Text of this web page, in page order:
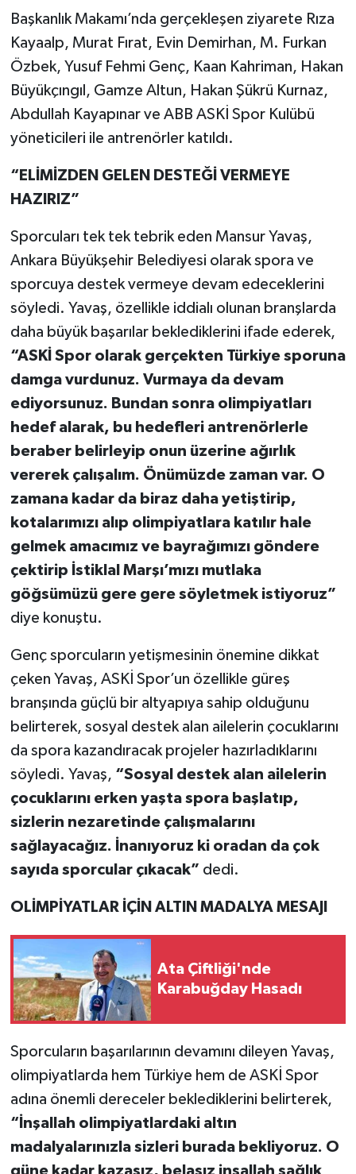
Başkanlık Makamı’nda gerçekleşen ziyarete Rıza
Kayaalp, Murat Fırat, Evin Demirhan, M. Furkan
Özbek, Yusuf Fehmi Genç, Kaan Kahriman, Hakan
Büyükçıngıl, Gamze Altun, Hakan Şükrü Kurnaz,
Abdullah Kayapınar ve ABB ASKİ Spor Kulübü
yöneticileri ile antrenörler katıldı.
“ELİMİZDEN GELEN DESTEĞİ VERMEYE
HAZIRIZ”
Sporcuları tek tek tebrik eden Mansur Yavaş,
Ankara Büyükşehir Belediyesi olarak spora ve
sporcuya destek vermeye devam edeceklerini
söyledi. Yavaş, özellikle iddialı olunan branşlarda
daha büyük başarılar beklediklerini ifade ederek,
“ASKİ Spor olarak gerçekten Türkiye sporuna
damga vurdunuz. Vurmaya da devam
ediyorsunuz. Bundan sonra olimpiyatları
hedef alarak, bu hedefleri antrenörlerle
beraber belirleyip onun üzerine ağırlık
vererek çalışalım. Önümüzde zaman var. O
zamana kadar da biraz daha yetiştirip,
kotalarımızı alıp olimpiyatlara katılır hale
gelmek amacımız ve bayrağımızı göndere
çektirip İstiklal Marşı’mızı mutlaka
göğsümüzü gere gere söyletmek istiyoruz”
diye konuştu.
Genç sporcuların yetişmesinin önemine dikkat
çeken Yavaş, ASKİ Spor’un özellikle güreş
branşında güçlü bir altyapıya sahip olduğunu
belirterek, sosyal destek alan ailelerin çocuklarını
da spora kazandıracak projeler hazırladıklarını
söyledi. Yavaş, “Sosyal destek alan ailelerin
çocuklarını erken yaşta spora başlatıp,
sizlerin nezaretinde çalışmalarını
sağlayacağız. İnanıyoruz ki oradan da çok
sayıda sporcular çıkacak” dedi.
OLİMPİYATLAR İÇİN ALTIN MADALYA MESAJI
Ata Çiftliği'nde
Karabuğday Hasadı
Sporcuların başarılarının devamını dileyen Yavaş,
olimpiyatlarda hem Türkiye hem de ASKİ Spor
adına önemli dereceler beklediklerini belirterek,
“İnşallah olimpiyatlardaki altın
madalyalarınızla sizleri burada bekliyoruz. O